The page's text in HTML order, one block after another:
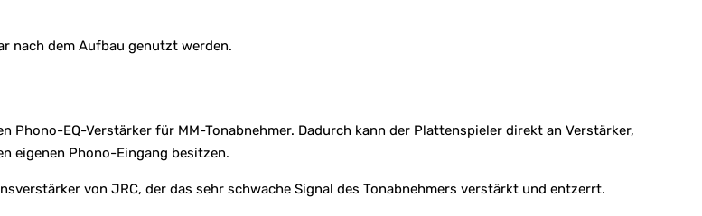
nach dem Aufbau genutzt werden.
EQ-Verstärker für MM-Tonabnehmer. Dadurch kann der Plattenspieler direkt an Verstärker,
eigenen Phono-Eingang besitzen.
von JRC, der das sehr schwache Signal des Tonabnehmers verstärkt und entzerrt.